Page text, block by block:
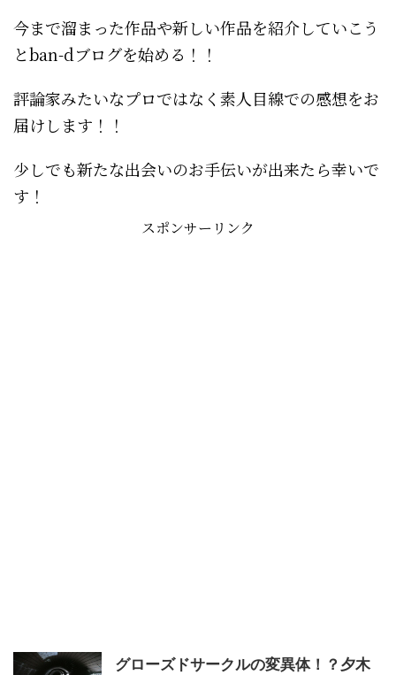
今まで溜まった作品や新しい作品を紹介していこう
とban-dブログを始める！！
評論家みたいなプロではなく素人目線での感想をお
届けします！！
少しでも新たな出会いのお手伝いが出来たら幸いで
す！
スポンサーリンク
グローズドサークルの変異体！？夕木